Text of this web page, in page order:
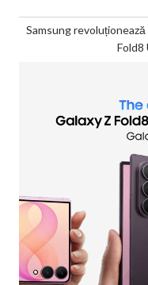
Samsung
Fold8